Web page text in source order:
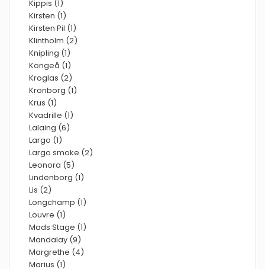
Kippis (1)
Kirsten (1)
Kirsten Pil (1)
Klintholm (2)
Knipling (1)
Kongeå (1)
Kroglas (2)
Kronborg (1)
Krus (1)
Kvadrille (1)
Lalaing (6)
Largo (1)
Largo smoke (2)
Leonora (5)
Lindenborg (1)
Lis (2)
Longchamp (1)
Louvre (1)
Mads Stage (1)
Mandalay (9)
Margrethe (4)
Marius (1)